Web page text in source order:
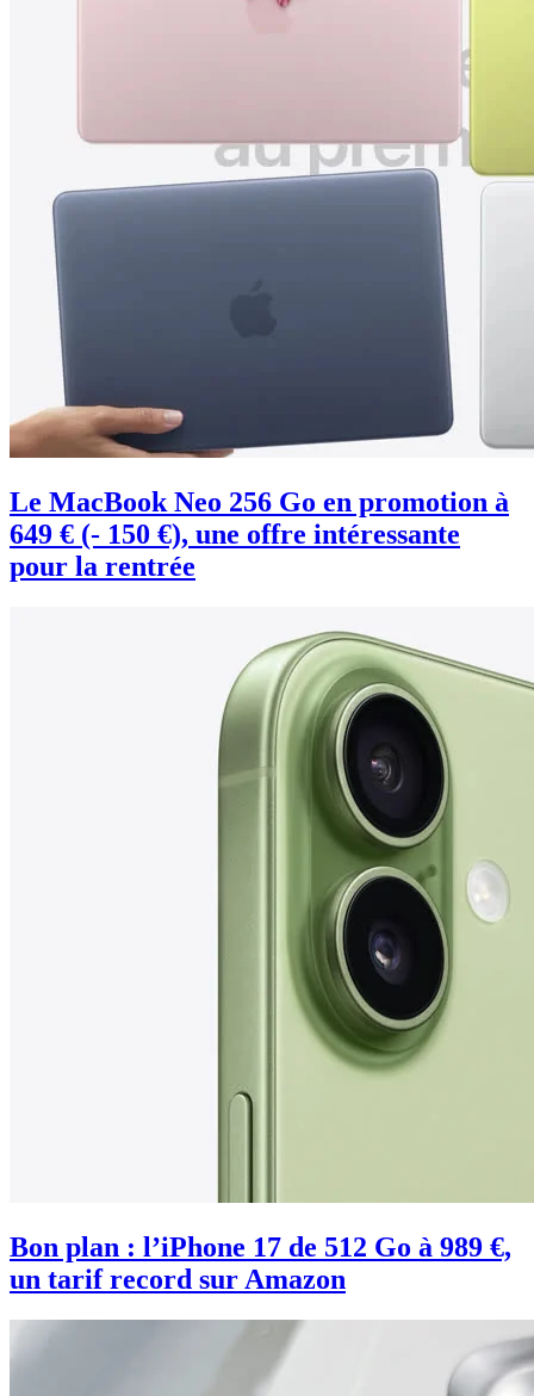
Le MacBook Neo 256 Go en promotion à
649 € (- 150 €), une offre intéressante
pour la rentrée
Bon plan : l’iPhone 17 de 512 Go à 989 €,
un tarif record sur Amazon